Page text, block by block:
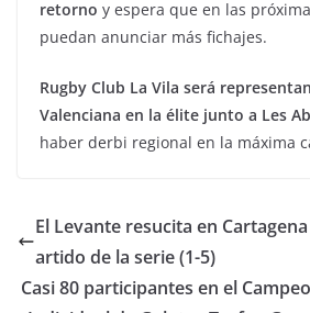
retorno y espera que en las
puedan anunciar más fichajes.
Rugby Club La Vila será
Valenciana en la élite junto a Les
haber derbi regional en la máxima
El Levante resucita en
artido de la serie (1-5)
Casi 80 participantes en el